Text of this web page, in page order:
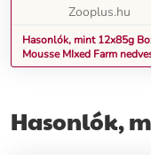
Zooplus.hu
Hasonlók, mint 12x85g
Mousse MIxed Farm
macskatáp mix
Hasonlók,